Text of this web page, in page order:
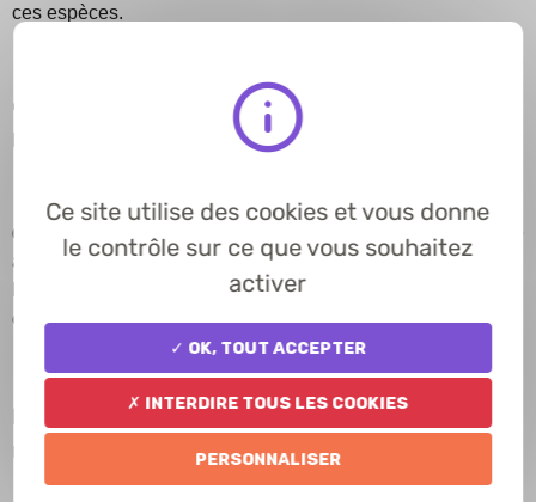
ces espèces.
📢
La reprise des opérations ne sera possible qu’après
publication du nouvel arrêté ministériel.
👉
à l’approche et à l’affût du chevreuil ou du sanglier avant
l'ouverture générale est toujours possible (s’agissant de
chasse).
Merci de votre vigilance et du respect de la
réglementation !
Ce site utilise des cookies et vous donne
le contrôle sur ce que vous souhaitez
activer
✓ OK, tout accepter
✗ Interdire tous les cookies
Personnaliser